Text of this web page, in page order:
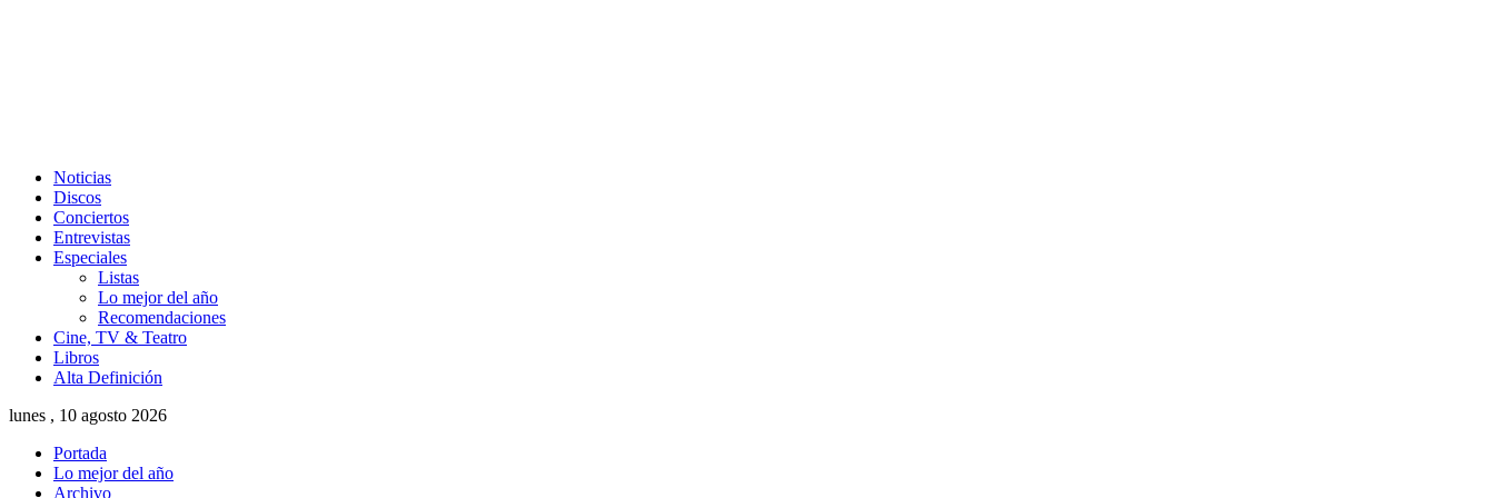
Noticias
Discos
Conciertos
Entrevistas
Especiales
Listas
Lo mejor del año
Recomendaciones
Cine, TV & Teatro
Libros
Alta Definición
lunes , 10 agosto 2026
Portada
Lo mejor del año
Archivo